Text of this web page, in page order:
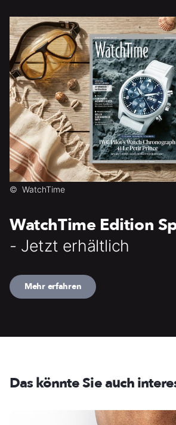
© WatchTime
WatchTime Edition
- Jetzt erhältlich
Mehr erfahren
Das könnte Sie auch